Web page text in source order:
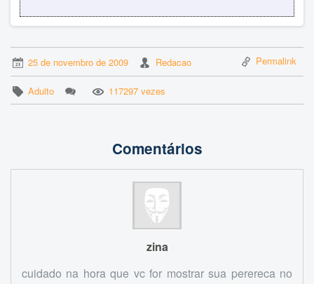
25 de novembro de 2009 Redacao Permalink
Adulto 117297 vezes
Comentários
zina
cuidado na hora que vc for mostrar sua perereca no